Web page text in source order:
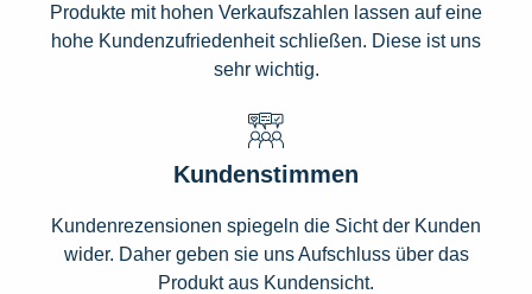
Produkte mit hohen Verkaufszahlen lassen auf eine
hohe Kundenzufriedenheit schließen. Diese ist uns
sehr wichtig.
Kundenstimmen
Kundenrezensionen spiegeln die Sicht der Kunden
wider. Daher geben sie uns Aufschluss über das
Produkt aus Kundensicht.